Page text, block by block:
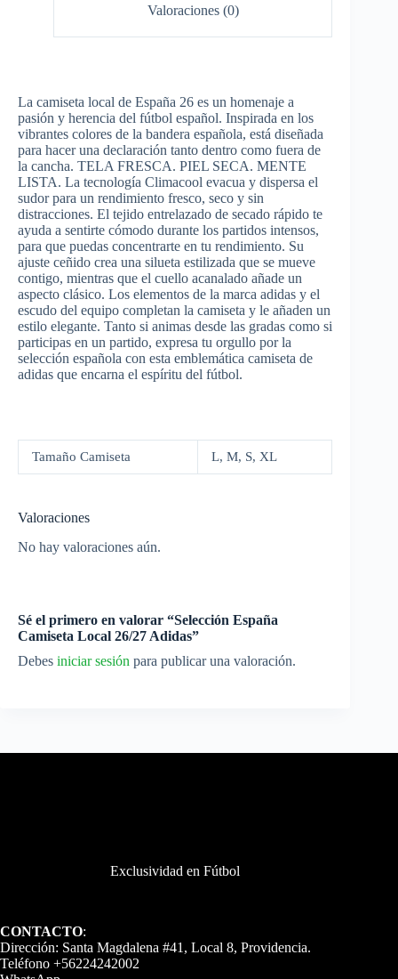
Valoraciones (0)
La camiseta local de España 26 es un homenaje a
pasión y herencia del fútbol español. Inspirada en los
vibrantes colores de la bandera española, está diseñada
para hacer una declaración tanto dentro como fuera de
la cancha. TELA FRESCA. PIEL SECA. MENTE
LISTA. La tecnología Climacool evacua y dispersa el
sudor para un rendimiento fresco, seco y sin
distracciones. El tejido entrelazado de secado rápido te
ayuda a sentirte cómodo durante los partidos intensos,
para que puedas concentrarte en tu rendimiento. Su
ajuste ceñido crea una silueta estilizada que se mueve
contigo, mientras que el cuello acanalado añade un
aspecto clásico. Los elementos de la marca adidas y el
escudo del equipo completan la camiseta y le añaden un
estilo elegante. Tanto si animas desde las gradas como si
participas en un partido, expresa tu orgullo por la
selección española con esta emblemática camiseta de
adidas que encarna el espíritu del fútbol.
Tamaño Camiseta L, M, S, XL
Valoraciones
No hay valoraciones aún.
Sé el primero en valorar “Selección España
Camiseta Local 26/27 Adidas”
Debes iniciar sesión para publicar una valoración.
Exclusividad en Fútbol
CONTACTO:
Dirección: Santa Magdalena #41, Local 8, Providencia.
Teléfono +56224242002